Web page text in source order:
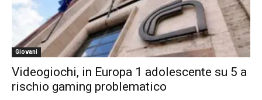
Giovani
Videogiochi, in Europa 1 adolescente su 5 a
rischio gaming problematico